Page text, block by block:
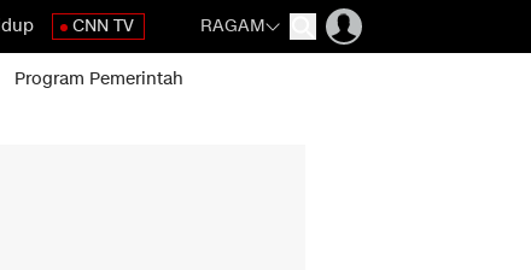
CNN TV RAGAM
Program Pemerintah